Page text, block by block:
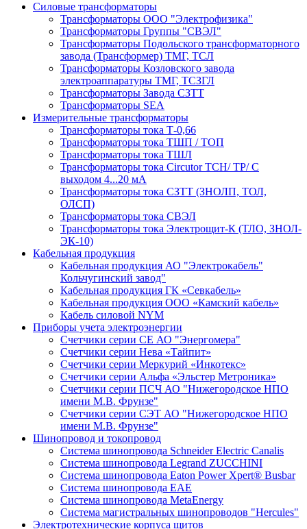
Силовые трансформаторы
Трансформаторы ООО "Электрофизика"
Трансформаторы Группы "СВЭЛ"
Трансформаторы Подольского трансформаторного
завода (Трансформер) ТМГ, ТСЛ
Трансформаторы Козловского завода
электроаппаратуры ТМГ, ТСЗГЛ
Трансформаторы Завода СЗТТ
Трансформаторы SEA
Измерительные трансформаторы
Трансформаторы тока Т-0,66
Трансформаторы тока ТШП / ТОП
Трансформаторы тока ТШЛ
Трансформаторы тока Circutor TCH/ TP/ С
выходом 4...20 мА
Трансформаторы тока СЗТТ (ЗНОЛП, ТОЛ,
ОЛСП)
Трансформаторы тока СВЭЛ
Трансформаторы тока Электрощит-К (ТЛО, ЗНОЛ-
ЭК-10)
Кабельная продукция
Кабельная продукция АО "Электрокабель"
Кольчугинский завод"
Кабельная продукция ГК «Севкабель»
Кабельная продукция ООО «Камский кабель»
Кабель силовой NYM
Приборы учета электроэнергии
Счетчики серии СЕ АО "Энергомера"
Счетчики серии Нева «Тайпит»
Счетчики серии Меркурий «Инкотекс»
Счетчики серии Альфа «Эльстер Метроника»
Счетчики серии ПСЧ АО "Нижегородское НПО
имени М.В. Фрунзе"
Счетчики серии СЭТ АО "Нижегородское НПО
имени М.В. Фрунзе"
Шинопровод и токопровод
Система шинопровода Schneider Electric Canalis
Система шинопровода Legrand ZUCCHINI
Система шинопровода Eaton Power Xpert® Busbar
Система шинопровода EAE
Система шинопровода MetaEnergy
Система магистральных шинопроводов "Hercules"
Электротехнические корпуса щитов